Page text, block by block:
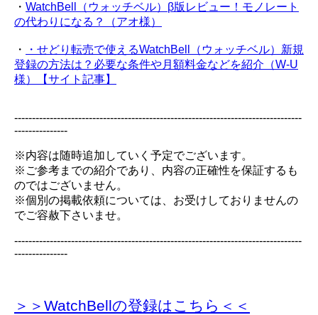
・ WatchBell（ウォッチベル）β版レビュー！モノレート
の代わりになる？（アオ様）
・
・せどり転売で使えるWatchBell（ウォッチベル）新規
登録の方法は？必要な条件や月額料金などを紹介（W-U
様）【サイト記事】
---------------------------------------------------------------------------------
---------------
※内容は随時追加していく予定でございます。
※ご参考までの紹介であり、内容の正確性を保証するも
のではございません。
※個別の掲載依頼については、お受けしておりませんの
でご容赦下さいませ。
---------------------------------------------------------------------------------
---------------
＞＞WatchBellの登録はこちら＜＜